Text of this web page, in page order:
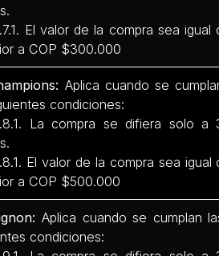
El valor de la compra sea igual
a COP $300.000
Aplica cuando se
condiciones:
La compra se difiera solo a
El valor de la compra sea igual
a COP $500.000
Aplica cuando se cumplan
condiciones: